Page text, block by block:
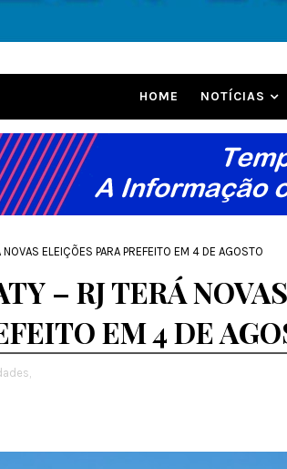
HOME NOTÍCIAS
ELEIÇÕES PARA PREFEITO EM 4 DE AGOSTO
– RJ TERÁ NOVAS
EM 4 DE